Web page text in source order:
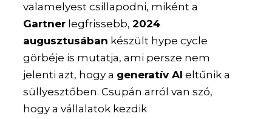
valamelyest csillapodni, miként a
Gartner legfrissebb,2024
augusztusában készült hype cycle
görbéje is mutatja, ami persze nem
jelenti azt, hogy a generatív AI eltűnik a
süllyesztőben. Csupán arról van szó,
hogy a vállalatok kezdik